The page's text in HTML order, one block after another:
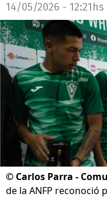
14/05/2026 - 12:21hs
© Carlos Parra -
de la ANFP reconoció